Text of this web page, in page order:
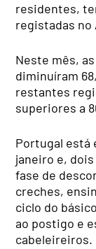
residentes,
registadas no
Neste mês,
diminuíram
restantes
superiores a
Portugal está
janeiro e,
fase de
creches,
ciclo do
ao postigo e
cabeleireiros.